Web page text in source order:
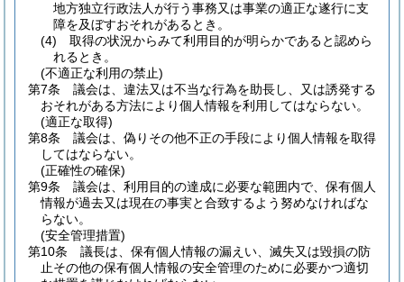
地方独立行政法人が行う事務又は事業の適正な遂行に支
障を及ぼすおそれがあるとき。
(4)
取得の状況からみて利用目的が明らかであると認めら
れるとき。
(不適正な利用の禁止)
第7条
議会は、違法又は不当な行為を助長し、又は誘発する
おそれがある方法により個人情報を利用してはならない。
(適正な取得)
第8条
議会は、偽りその他不正の手段により個人情報を取得
してはならない。
(正確性の確保)
第9条
議会は、利用目的の達成に必要な範囲内で、保有個人
情報が過去又は現在の事実と合致するよう努めなければな
らない。
(安全管理措置)
第10条
議長は、保有個人情報の漏えい、滅失又は毀損の防
止その他の保有個人情報の安全管理のために必要かつ適切